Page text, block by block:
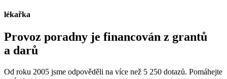
lékařka
Provoz poradny je financován z grantů
a darů
Od roku 2005 jsme odpověděli na více než 5 250 dotazů. Pomáhejte